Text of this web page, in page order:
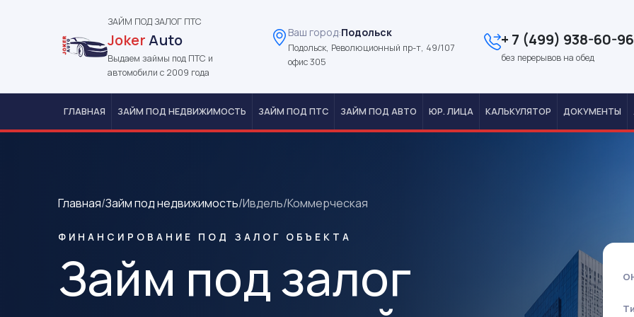
ЗАЙМ ПОД ЗАЛОГ ПТС
JokerAuto
Выдаем займы под ПТС и
автомобили с 2009 года
Ваш город:Подольск
Подольск, Революционный пр-т, 49/107
офис 305
+ 7 (499) 938-60-96
без перерывов на обед
ГЛАВНАЯ ЗАЙМ ПОД НЕДВИЖИМОСТЬ ЗАЙМ ПОД ПТС ЗАЙМ ПОД АВТО ЮР. ЛИЦА КАЛЬКУЛЯТОР ДОКУМЕНТЫ
Главная/Займ под недвижимость/Ивдель/Коммерческая
ФИНАНСИРОВАНИЕ ПОД ЗАЛОГ ОБЪЕКТА
Займ под залог